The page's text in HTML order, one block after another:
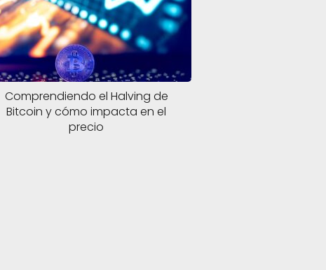
Comprendiendo el Halving de
Bitcoin y cómo impacta en el
precio